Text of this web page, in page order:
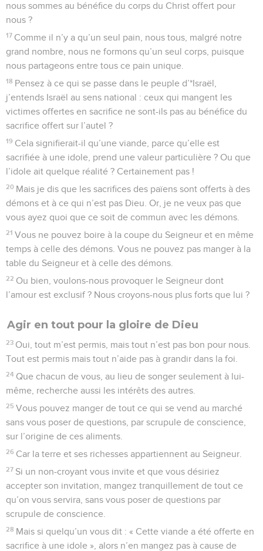
nous sommes au bénéfice du corps du Christ offert pour
nous ?
17 Comme il n’y a qu’un seul pain, nous tous, malgré notre
grand nombre, nous ne formons qu’un seul corps, puisque
nous partageons entre tous ce pain unique.
18 Pensez à ce qui se passe dans le peuple d’*Israël,
j’entends Israël au sens national : ceux qui mangent les
victimes offertes en sacrifice ne sont-ils pas au bénéfice du
sacrifice offert sur l’autel ?
19 Cela signifierait-il qu’une viande, parce qu’elle est
sacrifiée à une idole, prend une valeur particulière ? Ou que
l’idole ait quelque réalité ? Certainement pas !
20 Mais je dis que les sacrifices des païens sont offerts à des
démons et à ce qui n’est pas Dieu. Or, je ne veux pas que
vous ayez quoi que ce soit de commun avec les démons.
21 Vous ne pouvez boire à la coupe du Seigneur et en même
temps à celle des démons. Vous ne pouvez pas manger à la
table du Seigneur et à celle des démons.
22 Ou bien, voulons-nous provoquer le Seigneur dont
l’amour est exclusif ? Nous croyons-nous plus forts que lui ?
Agir en tout pour la gloire de Dieu
23 Oui, tout m’est permis, mais tout n’est pas bon pour nous.
Tout est permis mais tout n’aide pas à grandir dans la foi.
24 Que chacun de vous, au lieu de songer seulement à lui-
même, recherche aussi les intérêts des autres.
25 Vous pouvez manger de tout ce qui se vend au marché
sans vous poser de questions, par scrupule de conscience,
sur l’origine de ces aliments.
26 Car la terre et ses richesses appartiennent au Seigneur.
27 Si un non-croyant vous invite et que vous désiriez
accepter son invitation, mangez tranquillement de tout ce
qu’on vous servira, sans vous poser de questions par
scrupule de conscience.
28 Mais si quelqu’un vous dit : « Cette viande a été offerte en
sacrifice à une idole », alors n’en mangez pas à cause de